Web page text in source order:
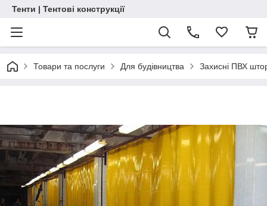
Тенти | Тентові конструкції
Товари та послуги Для будівництва Захисні ПВХ